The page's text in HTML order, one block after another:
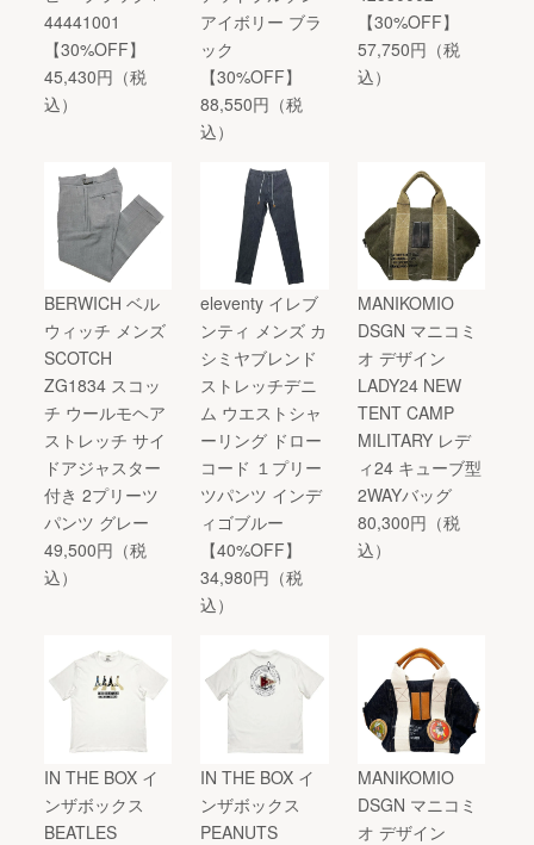
44441001
【30%OFF】
45,430円（税
込）
アイボリー ブラ
ック
【30%OFF】
88,550円（税
込）
【30%OFF】
57,750円（税
込）
BERWICH ベル
ウィッチ メンズ
SCOTCH
ZG1834 スコッ
チ ウールモヘア
ストレッチ サイ
ドアジャスター
付き 2プリーツ
パンツ グレー
49,500円（税
込）
eleventy イレブ
ンティ メンズ カ
シミヤブレンド
ストレッチデニ
ム ウエストシャ
ーリング ドロー
コード １プリー
ツパンツ インデ
ィゴブルー
【40%OFF】
34,980円（税
込）
MANIKOMIO
DSGN マニコミ
オ デザイン
LADY24 NEW
TENT CAMP
MILITARY レデ
ィ24 キューブ型
2WAYバッグ
80,300円（税
込）
IN THE BOX イ
ンザボックス
BEATLES
IN THE BOX イ
ンザボックス
PEANUTS
MANIKOMIO
DSGN マニコミ
オ デザイン